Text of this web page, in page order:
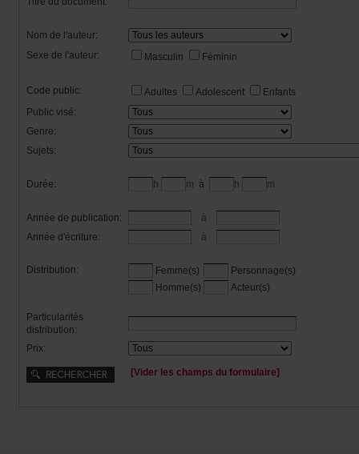
Nomdel'auteur:
Sexedel'auteur:
Masculin Féminin
Codepublic: Adultes Adolescent
Enfants
Publicvisé:
Genre:
Sujets:
Durée: h m à h m
Annéedepublication:
à
Annéed'écriture:
à
Distribution: Femme(s)
Personnage(s)
Homme(s)
Acteur(s)
Particularités
distribution:
Prix:
[Viderleschampsduformulaire]